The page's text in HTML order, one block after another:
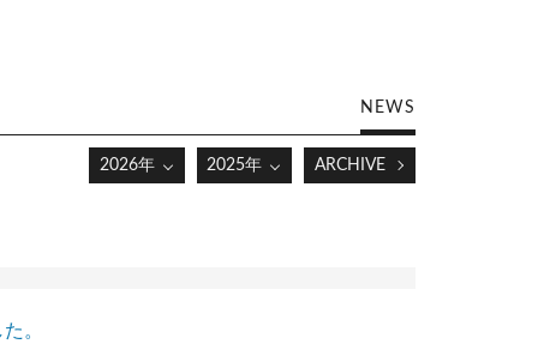
NEWS
2026年 2025年 ARCHIVE
。